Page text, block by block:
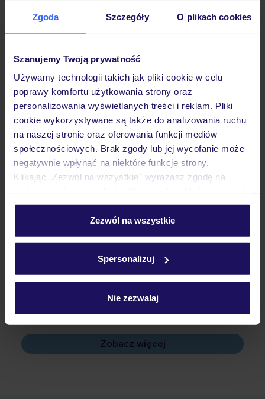
Zgoda Szczegóły O plikach cookies
Szanujemy Twoją prywatność
Używamy technologii takich jak pliki cookie w celu
poprawy komfortu użytkowania strony oraz
personalizowania wyświetlanych treści i reklam. Pliki
cookie wykorzystywane są także do analizowania ruchu
na naszej stronie oraz oferowania funkcji mediów
społecznościowych. Brak zgody lub jej wycofanie może
negatywnie wpłynąć na niektóre funkcje strony.
Klikając „Zezwól na wszystkie” wyrażasz zgodę na
personalizować swój wybór wchodząc w zakładkę
Szczegółowe informacje o plikach cookie znajdziesz
Zezwól na wszystkie
Spersonalizuj
Nie zezwalaj
Hotel
Pokoje
Wyżywienie
Atrakcje
Ważne informacje
Często zadawane pytania
Jak zmienić uczestników/osobę zgłaszającą?
Czy w Hotelu będzie przedstawiciel TUI?
Zobacz więcej